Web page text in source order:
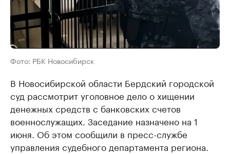
Фото: РБК Новосибирск
В Новосибирской области Бердский городской
суд рассмотрит уголовное дело о хищении
денежных средств с банковских счетов
военнослужащих. Заседание назначено на 1
июня. Об этом сообщили в пресс-службе
управления судебного департамента региона.